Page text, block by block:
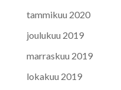
tammikuu 2020
joulukuu 2019
marraskuu 2019
lokakuu 2019